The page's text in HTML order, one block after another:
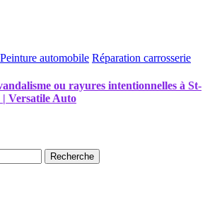
Peinture automobile Réparation carrosserie
ou rayures intentionnelles à St-
| Versatile Auto